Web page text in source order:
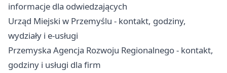
informacje dla odwiedzających
Urząd Miejski w Przemyślu - kontakt, godziny,
wydziały i e-usługi
Przemyska Agencja Rozwoju Regionalnego - kontakt,
godziny i usługi dla firm